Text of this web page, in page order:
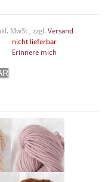
MwSt , zzgl. Versand
nicht lieferbar
Erinnere mich